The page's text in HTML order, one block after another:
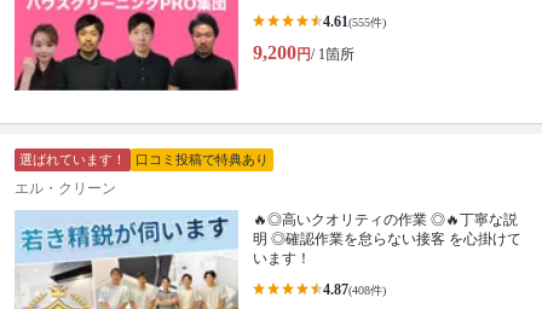
4.61(555件)
9,200円/ 1箇所
選ばれています！ 口コミ投稿で特典あり
エル・クリーン
🔥◎高いクオリティの作業 ◎🔥丁寧な説
明 ◎確認作業を怠らない接客 を心掛けて
います！
4.87(408件)